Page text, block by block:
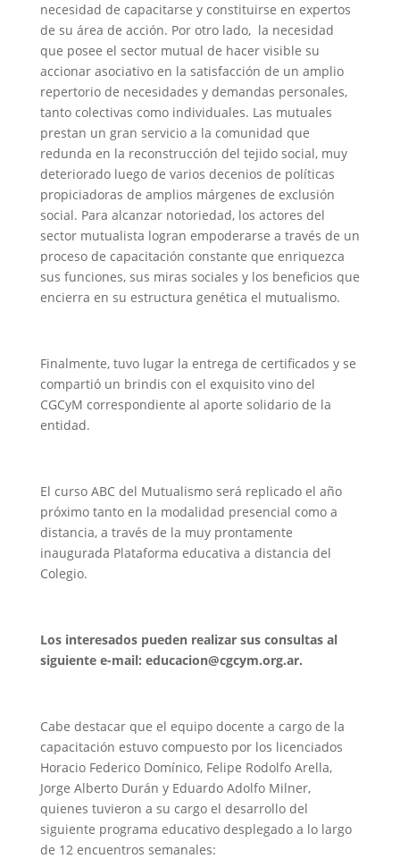
necesidad de capacitarse y constituirse en expertos
de su área de acción. Por otro lado, la necesidad
que posee el sector mutual de hacer visible su
accionar asociativo en la satisfacción de un amplio
repertorio de necesidades y demandas personales,
tanto colectivas como individuales. Las mutuales
prestan un gran servicio a la comunidad que
redunda en la reconstrucción del tejido social, muy
deteriorado luego de varios decenios de políticas
propiciadoras de amplios márgenes de exclusión
social. Para alcanzar notoriedad, los actores del
sector mutualista logran empoderarse a través de un
proceso de capacitación constante que enriquezca
sus funciones, sus miras sociales y los beneficios que
encierra en su estructura genética el mutualismo.
Finalmente, tuvo lugar la entrega de certificados y se
compartió un brindis con el exquisito vino del
CGCyM correspondiente al aporte solidario de la
entidad.
El curso ABC del Mutualismo será replicado el año
próximo tanto en la modalidad presencial como a
distancia, a través de la muy prontamente
inaugurada Plataforma educativa a distancia del
Colegio.
Los interesados pueden realizar sus consultas al
siguiente e-mail: educacion@cgcym.org.ar.
Cabe destacar que el equipo docente a cargo de la
capacitación estuvo compuesto por los licenciados
Horacio Federico Domínico, Felipe Rodolfo Arella,
Jorge Alberto Durán y Eduardo Adolfo Milner,
quienes tuvieron a su cargo el desarrollo del
siguiente programa educativo desplegado a lo largo
de 12 encuentros semanales: